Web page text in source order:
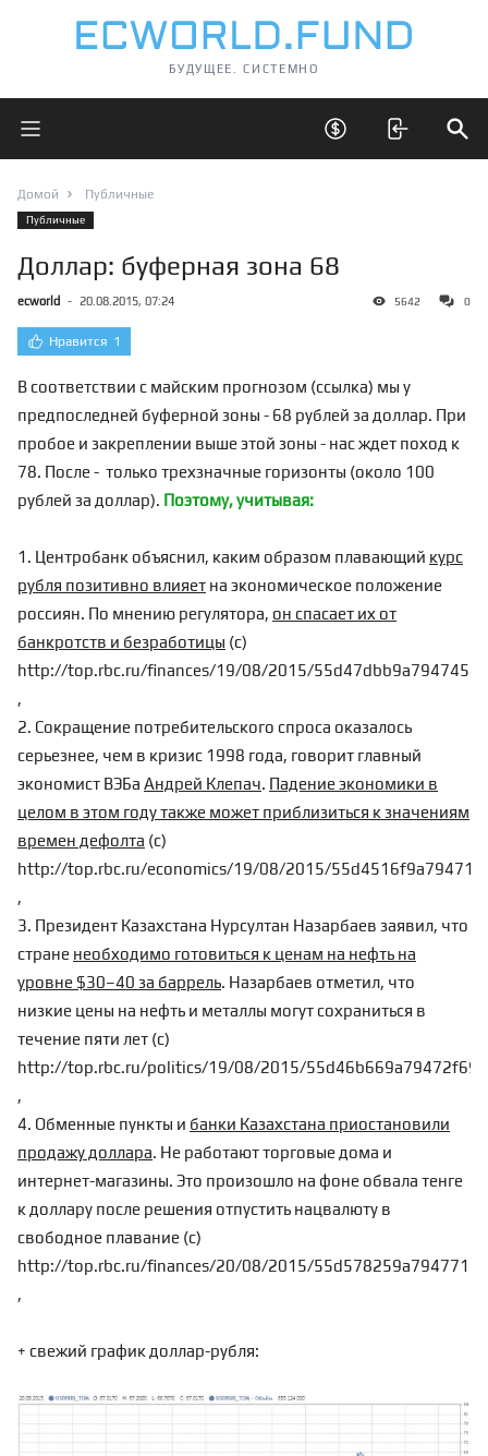
БУДУЩЕЕ. СИСТЕМНО
Открыть главное меню Открыть скрытые
Домой Публичные
Публичные
Доллар: буферная зона 68
ecworld - 20.08.2015, 07:24 5642 0
Нравится 1
В соответствии с майским прогнозом (ссылка) мы у
предпоследней буферной зоны - 68 рублей за доллар. При
пробое и закреплении выше этой зоны - нас ждет поход к
78. После - только трехзначные горизонты (около 100
рублей за доллар). Поэтому, учитывая:
1. Центробанк объяснил, каким образом плавающий курс
рубля позитивно влияет на экономическое положение
россиян. По мнению регулятора, он спасает их от
банкротств и безработицы (с)
http://top.rbc.ru/finances/19/08/2015/
,
2. Сокращение потребительского спроса оказалось
серьезнее, чем в кризис 1998 года, говорит главный
экономист ВЭБа Андрей Клепач. Падение экономики в
целом в этом году также может приблизиться к значениям
времен дефолта (с)
http://top.rbc.ru/economics/19/08/2015/
,
3. Президент Казахстана Нурсултан Назарбаев заявил, что
стране необходимо готовиться к ценам на нефть на
уровне $30–40 за баррель. Назарбаев отметил, что
низкие цены на нефть и металлы могут сохраниться в
течение пяти лет (с)
http://top.rbc.ru/politics/19/08/2015/
,
4. Обменные пункты и банки Казахстана приостановили
продажу доллара. Не работают торговые дома и
интернет-магазины. Это произошло на фоне обвала тенге
к доллару после решения отпустить нацвалюту в
свободное плавание (с)
http://top.rbc.ru/finances/20/08/2015/
,
+ свежий график доллар-рубля: